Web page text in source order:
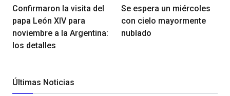
Confirmaron la visita del
papa León XIV para
noviembre a la Argentina:
los detalles
Se espera un miércoles
con cielo mayormente
nublado
Últimas Noticias